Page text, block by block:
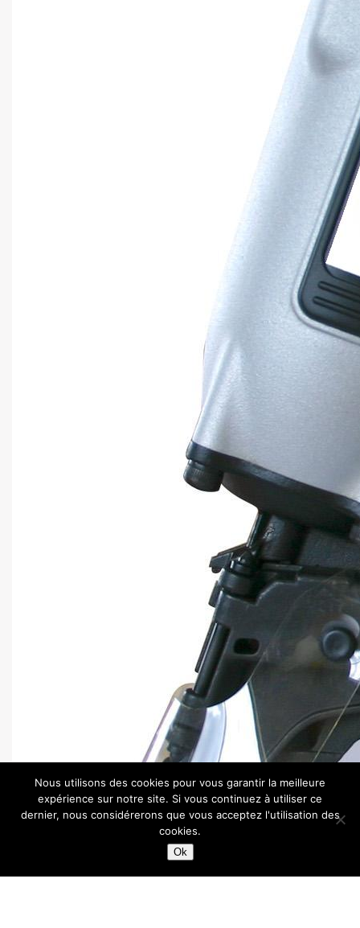
Nous utilisons des cookies pour vous garantir la meilleure
expérience sur notre site. Si vous continuez à utiliser ce
dernier, nous considérerons que vous acceptez l'utilisation des
cookies.
Ok